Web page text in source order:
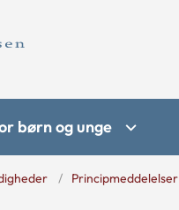
børn og unge
Principmeddelelser